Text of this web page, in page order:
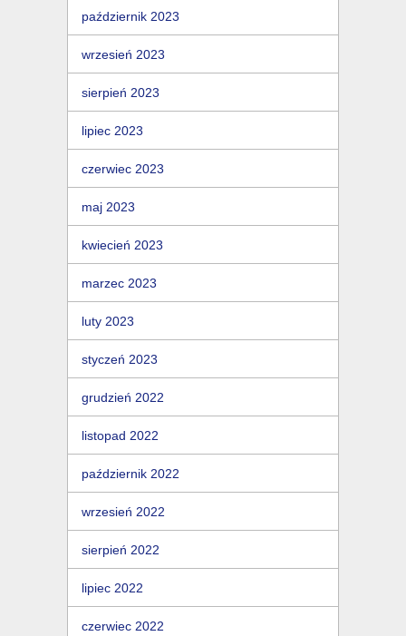
październik 2023
wrzesień 2023
sierpień 2023
lipiec 2023
czerwiec 2023
maj 2023
kwiecień 2023
marzec 2023
luty 2023
styczeń 2023
grudzień 2022
listopad 2022
październik 2022
wrzesień 2022
sierpień 2022
lipiec 2022
czerwiec 2022